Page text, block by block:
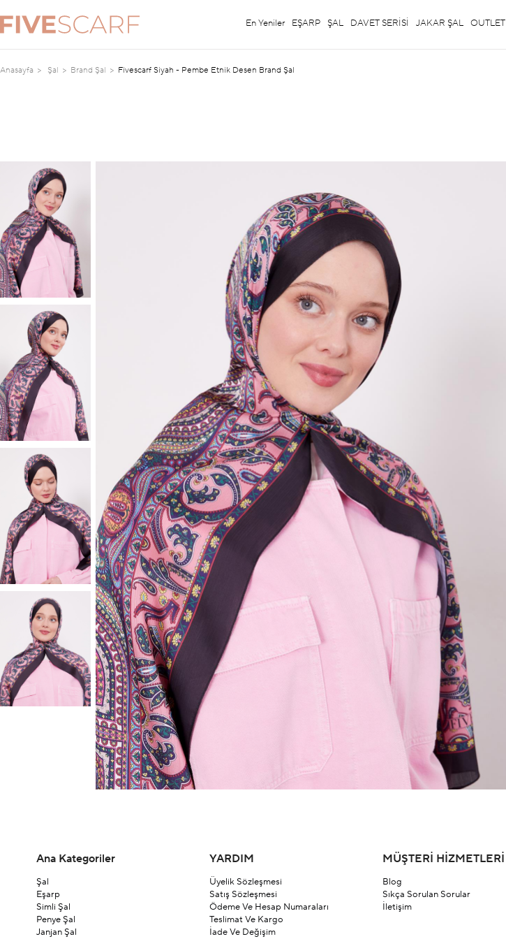
En Yeniler EŞARP ŞAL DAVET SERİSİ JAKAR ŞAL OUTLET
Anasayfa Şal Brand Şal Fivescarf Siyah - Pembe Etnik Desen Brand Şal
Ana Kategoriler
Şal
Eşarp
Simli Şal
Penye Şal
Janjan Şal
YARDIM
Üyelik Sözleşmesi
Satış Sözleşmesi
Ödeme Ve Hesap Numaraları
Teslimat Ve Kargo
İade Ve Değişim
MÜŞTERİ HİZMETLERİ
Blog
Sıkça Sorulan Sorular
İletişim